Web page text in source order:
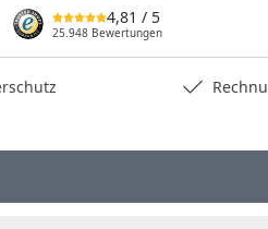
4,81 / 5
25.948 Bewertungen